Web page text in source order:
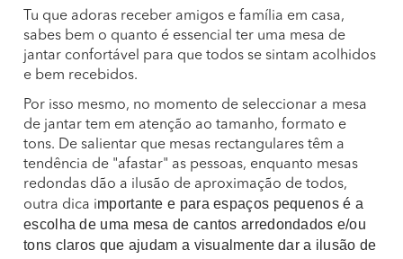
Tu que adoras receber amigos e família em casa,
sabes bem o quanto é essencial ter uma mesa de
jantar confortável para que todos se sintam acolhidos
e bem recebidos.
Por isso mesmo, no momento de seleccionar a mesa
de jantar tem em atenção ao tamanho, formato e
tons. De salientar que mesas rectangulares têm a
tendência de "afastar" as pessoas, enquanto mesas
redondas dão a ilusão de aproximação de todos,
outra dica importante e para espaços pequenos é a
escolha de uma mesa de cantos arredondados e/ou
tons claros que ajudam a visualmente dar a ilusão de